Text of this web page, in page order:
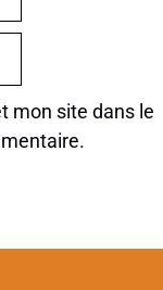
mon site dans le